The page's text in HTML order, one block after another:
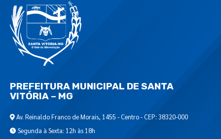
PREFEITURA MUNICIPAL DE SANTA
VITÓRIA – MG
Av. Reinaldo Franco de Morais, 1455 - Centro - CEP: 38320-000
Segunda à Sexta: 12h às 18h